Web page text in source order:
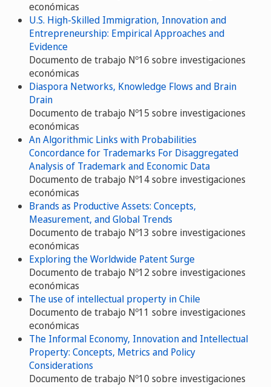
económicas
U.S. High-Skilled Immigration, Innovation and
Entrepreneurship: Empirical Approaches and
Evidence
Documento de trabajo Nº16 sobre investigaciones
económicas
Diaspora Networks, Knowledge Flows and Brain
Drain
Documento de trabajo Nº15 sobre investigaciones
económicas
An Algorithmic Links with Probabilities
Concordance for Trademarks For Disaggregated
Analysis of Trademark and Economic Data
Documento de trabajo Nº14 sobre investigaciones
económicas
Brands as Productive Assets: Concepts,
Measurement, and Global Trends
Documento de trabajo Nº13 sobre investigaciones
económicas
Exploring the Worldwide Patent Surge
Documento de trabajo Nº12 sobre investigaciones
económicas
The use of intellectual property in Chile
Documento de trabajo Nº11 sobre investigaciones
económicas
The Informal Economy, Innovation and Intellectual
Property: Concepts, Metrics and Policy
Considerations
Documento de trabajo Nº10 sobre investigaciones